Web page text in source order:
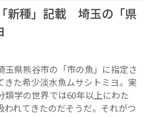
新種」記載 埼玉の「県
県熊谷市の「市の魚」に指定さ
きた希少淡水魚ムサシトミヨ。実
類学の世界では60年以上にわた
われてきたのだそうだ。それがつ